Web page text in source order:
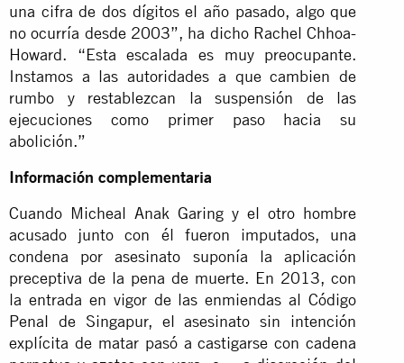
una cifra de dos dígitos el año pasado, algo que
no ocurría desde 2003”, ha dicho Rachel Chhoa-
Howard. “Esta escalada es muy preocupante.
Instamos a las autoridades a que cambien de
rumbo y restablezcan la suspensión de las
ejecuciones como primer paso hacia su
abolición.”
Información complementaria
Cuando Micheal Anak Garing y el otro hombre
acusado junto con él fueron imputados, una
condena por asesinato suponía la aplicación
preceptiva de la pena de muerte. En 2013, con
la entrada en vigor de las enmiendas al Código
Penal de Singapur, el asesinato sin intención
explícita de matar pasó a castigarse con cadena